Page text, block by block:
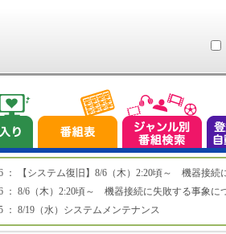
： 【システム復旧】8/6（木）2:20頃～ 機器接続
： 8/6（木）2:20頃～ 機器接続に失敗する事象に
： 8/19（水）システムメンテナンス